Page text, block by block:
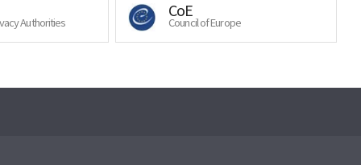
Authorities
CoE
Council of Europe